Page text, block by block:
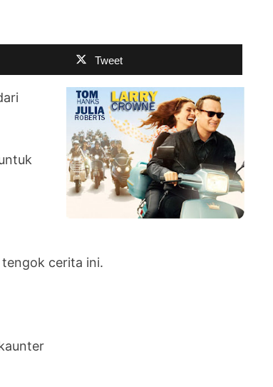
Tweet
cerita ini.